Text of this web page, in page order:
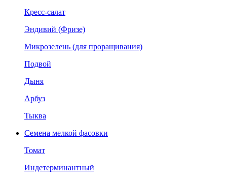
Кресс-салат
Эндивий (Фризе)
Микрозелень (для проращивания)
Подвой
Дыня
Арбуз
Тыква
Семена мелкой фасовки
Томат
Индетерминантный